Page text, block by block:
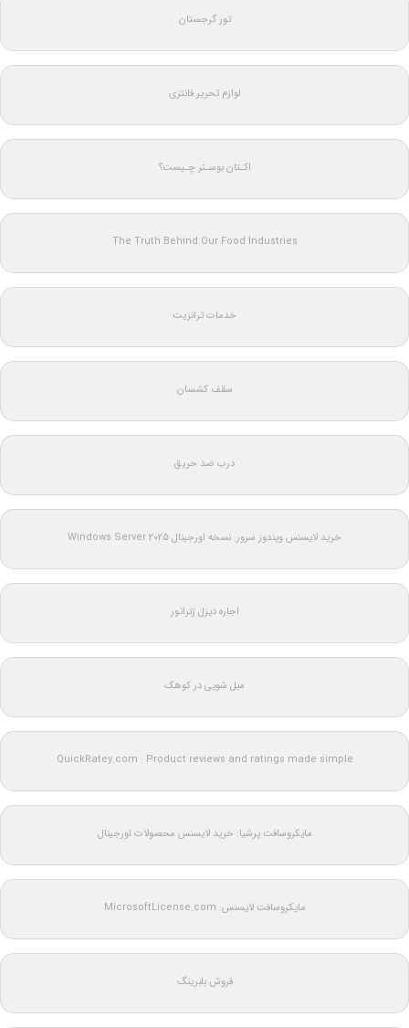
تور گرجستان
لوازم تحریر فانتزی
اکـتان بوسـتر چـیست؟
The Truth Behind Our Food Industries
خدمات ترانزیت
سقف کشسان
درب ضد حریق
خرید لایسنس ویندوز سرور: نسخه اورجینال Windows Server 2025
اجاره دیزل ژنراتور
مبل شویی در کوهک
QuickRatey.com : Product reviews and ratings made simple
مایکروسافت پرشیا: خرید لایسنس محصولات اورجینال
مایکروسافت لایسنس: MicrosoftLicense.com
فروش بلبرینگ